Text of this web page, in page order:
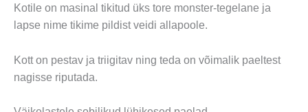
Kotile on masinal tikitud üks tore monster-tegelane ja
lapse nime tikime pildist veidi allapoole.
Kott on pestav ja triigitav ning teda on võimalik paeltest
nagisse riputada.